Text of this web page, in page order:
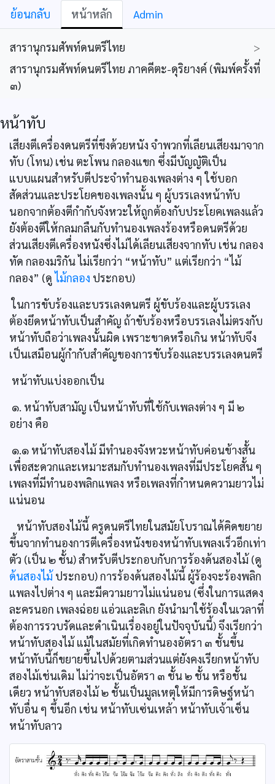
ย้อนกลับ หน้าหลัก Admin
สารานุกรมศัพท์ดนตรีไทย
>
สารานุกรมศัพท์ดนตรีไทย ภาคคีตะ-ดุริยางค์ (พิมพ์ครั้งที่
๓)
หน้าทับ
เสียงตีเครื่องดนตรีที่ขึงด้วยหนัง จำพวกที่เลียนเสียงมาจาก
ทับ (โทน) เช่น ตะโพน กลองแขก ซึ่งมีบัญญัติเป็น
แบบแผนสำหรับตีประจำทำนองเพลงต่าง ๆ ใช้บอก
สัดส่วนและประโยคของเพลงนั้น ๆ ผู้บรรเลงหน้าทับ
นอกจากต้องตีกำกับจังหวะให้ถูกต้องกับประโยคเพลงแล้ว
ยังต้องตีให้กลมกลืนกับทำนองเพลงร้องหรือดนตรีด้วย
ส่วนเสียงตีเครื่องหนังซึ่งไม่ได้เลียนเสียงจากทับ เช่น กลอง
ทัด กลองมริกัน ไม่เรียกว่า “หน้าทับ” แต่เรียกว่า “ไม้
กลอง” (ดู ไม้กลอง ประกอบ)
ในการขับร้องและบรรเลงดนตรี ผู้ขับร้องและผู้บรรเลง
ต้องยึดหน้าทับเป็นสำคัญ ถ้าขับร้องหรือบรรเลงไม่ตรงกับ
หน้าทับถือว่าเพลงนั้นผิด เพราะขาดหรือเกิน หน้าทับจึง
เป็นเสมือนผู้กำกับสำคัญของการขับร้องและบรรเลงดนตรี
หน้าทับแบ่งออกเป็น
๑. หน้าทับสามัญ เป็นหน้าทับที่ใช้กับเพลงต่าง ๆ มี ๒
อย่าง คือ
๑.๑ หน้าทับสองไม้ มีทำนองจังหวะหน้าทับค่อนข้างสั้น
เพื่อสะดวกและเหมาะสมกับทำนองเพลงที่มีประโยคสั้น ๆ
เพลงที่มีทำนองพลิกแพลง หรือเพลงที่กำหนดความยาวไม่
แน่นอน
หน้าทับสองไม้นี้ ครูดนตรีไทยในสมัยโบราณได้คิดขยาย
ขึ้นจากทำนองการตีเครื่องหนังของหน้าทับเพลงเร็วอีกเท่า
ตัว (เป็น ๒ ชั้น) สำหรับตีประกอบกับการร้องด้นสองไม้ (ดู
ด้นสองไม้ ประกอบ) การร้องด้นสองไม้นี้ ผู้ร้องจะร้องพลิก
แพลงไปต่าง ๆ และมีความยาวไม่แน่นอน (ซึ่งในการแสดง
ละครนอก เพลงฉ่อย แอ่วและลิเก ยังนำมาใช้ร้องในเวลาที่
ต้องการรวบรัดและดำเนินเรื่องอยู่ในปัจจุบันนี้) จึงเรียกว่า
หน้าทับสองไม้ แม้ในสมัยที่เกิดทำนองอัตรา ๓ ชั้นขึ้น
หน้าทับนี้ก็ขยายขึ้นไปด้วยตามส่วนแต่ยังคงเรียกหน้าทับ
สองไม้เช่นเดิม ไม่ว่าจะเป็นอัตรา ๓ ชั้น ๒ ชั้น หรือชั้น
เดียว หน้าทับสองไม้ ๒ ชั้นเป็นมูลเหตุให้มีการดิษฐ์หน้า
ทับอื่น ๆ ขึ้นอีก เช่น หน้าทับเซ่นเหล้า หน้าทับเจ้าเซ็น
หน้าทับลาว